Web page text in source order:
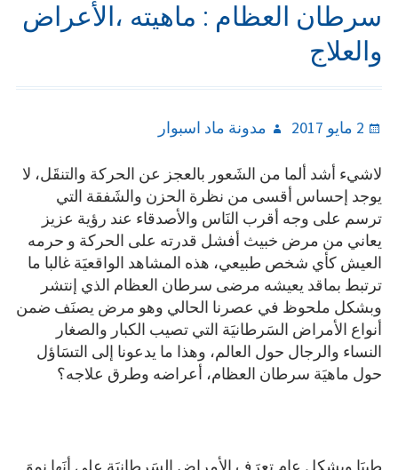
سرطان العظام : ماهيته ،الأعراض
والعلاج
Posted
2 مايو 2017 Author
مدونة ماد اسبوار
لاشيء أشد ألما من الشَعور بالعجز عن الحركة والتنقَل، لا
يوجد إحساس أقسى من نظرة الحزن والشَفقة التي
ترسم على وجه أقرب النَاس والأصدقاء عند رؤية عزيز
يعاني من مرض خبيث أفشل قدرته على الحركة و حرمه
العيش كأي شخص طبيعي، هذه المشاهد الواقعيَة غالبا ما
ترتبط بماقد يعيشه مرضى سرطان العظام الذي إنتشر
وبشكل ملحوظ في عصرنا الحالي وهو مرض يصنَف ضمن
أنواع الأمراض السَرطانيَة التي تصيب الكبار والصغار
النساء والرجال حول العالم، وهذا ما يدعونا إلى التسَاؤل
حول ماهيَة سرطان العظام، أعراضه وطرق علاجه؟